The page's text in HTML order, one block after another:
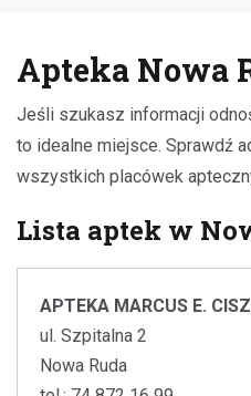
Apteka Nowa
Jeśli szukasz informacji
to idealne miejsce. Sprawdź
wszystkich placówek
Lista aptek w
APTEKA MARCUS E.
ul. Szpitalna 2
Nowa Ruda